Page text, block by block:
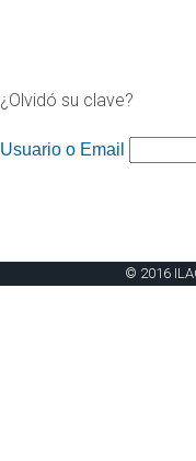
¿Olvidó su clave?
Usuario o Email
© 2016